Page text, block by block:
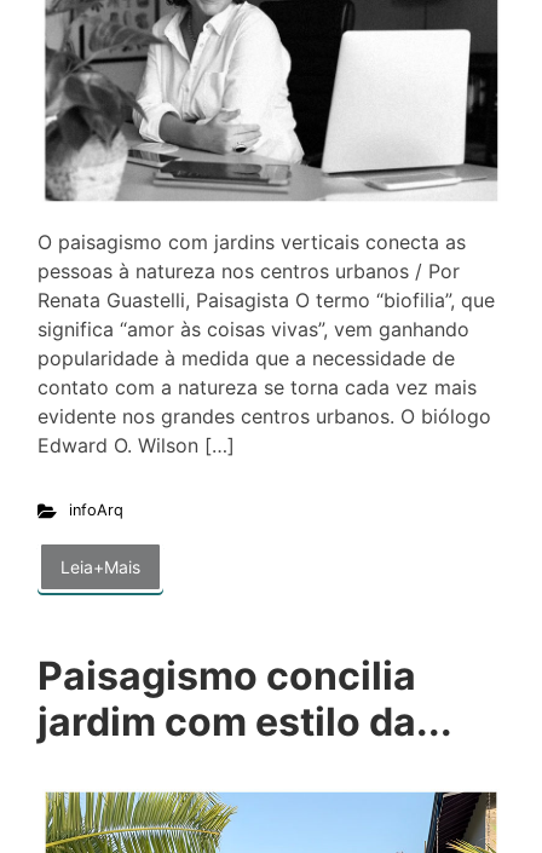
O paisagismo com jardins verticais conecta as
pessoas à natureza nos centros urbanos / Por
Renata Guastelli, Paisagista O termo “biofilia”, que
significa “amor às coisas vivas”, vem ganhando
popularidade à medida que a necessidade de
contato com a natureza se torna cada vez mais
evidente nos grandes centros urbanos. O biólogo
Edward O. Wilson […]
infoArq
Leia+Mais
Paisagismo concilia
jardim com estilo da...